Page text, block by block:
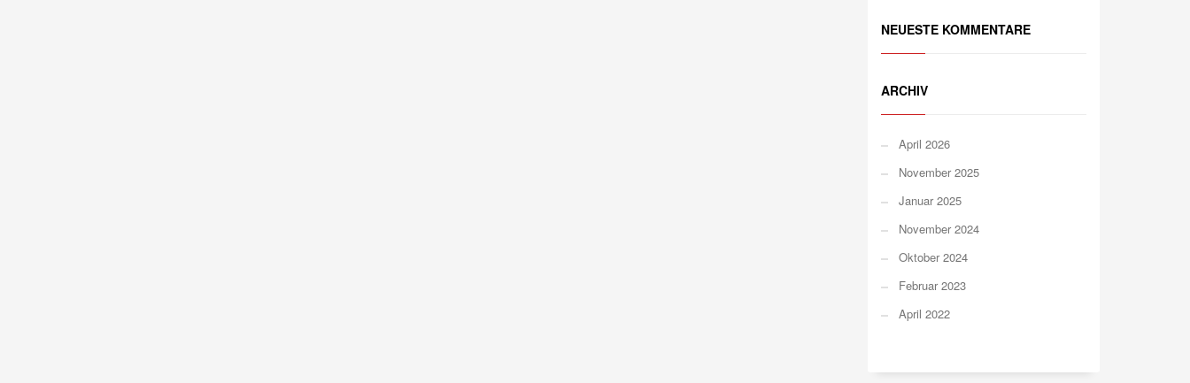
NEUESTE KOMMENTARE
ARCHIV
April 2026
November 2025
Januar 2025
November 2024
Oktober 2024
Februar 2023
April 2022